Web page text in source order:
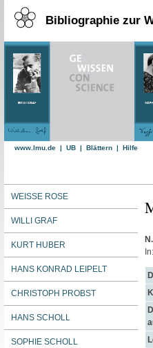
Bibliographie zur
www.lmu.de| UB| Blättern| Hilfe
WEISSE ROSE
WILLI GRAF
KURT HUBER
HANS KONRAD LEIPELT
CHRISTOPH PROBST
HANS SCHOLL
SOPHIE SCHOLL